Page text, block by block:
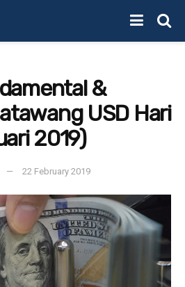
&
USD Hari
2019)
22 February 2019